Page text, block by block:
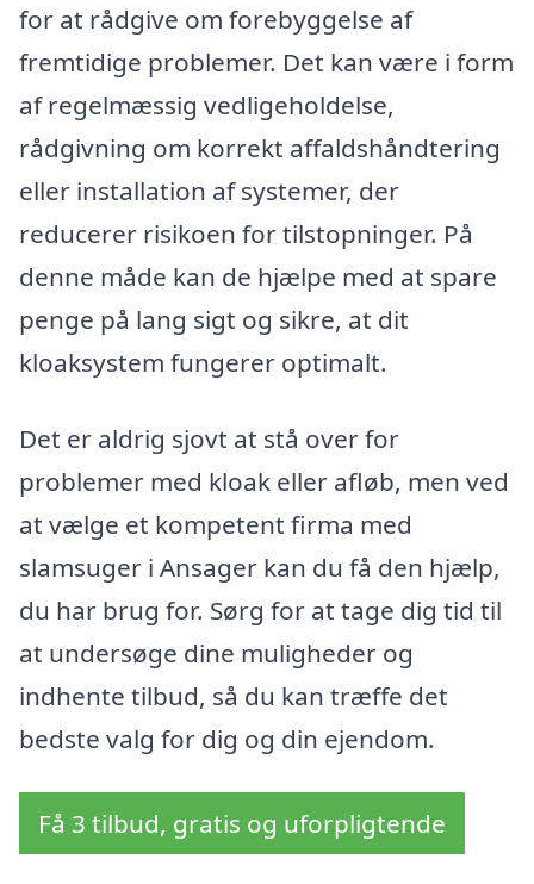
for at rådgive om forebyggelse af
fremtidige problemer. Det kan være i form
af regelmæssig vedligeholdelse,
rådgivning om korrekt affaldshåndtering
eller installation af systemer, der
reducerer risikoen for tilstopninger. På
denne måde kan de hjælpe med at spare
penge på lang sigt og sikre, at dit
kloaksystem fungerer optimalt.
Det er aldrig sjovt at stå over for
problemer med kloak eller afløb, men ved
at vælge et kompetent firma med
slamsuger i Ansager kan du få den hjælp,
du har brug for. Sørg for at tage dig tid til
at undersøge dine muligheder og
indhente tilbud, så du kan træffe det
bedste valg for dig og din ejendom.
Få 3 tilbud, gratis og uforpligtende